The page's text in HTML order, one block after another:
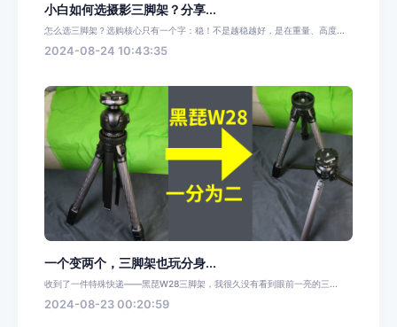
小白如何选摄影三脚架？分享...
怎么选三脚架？选购核心只有一个字：稳！不是越稳越好，是在重量、高度...
2024-08-24 10:43:35
一个变两个，三脚架也玩分身...
收到了一件特殊快递——黑琵W28三脚架，我很久没有看到眼前一亮的三...
2024-08-23 00:20:59